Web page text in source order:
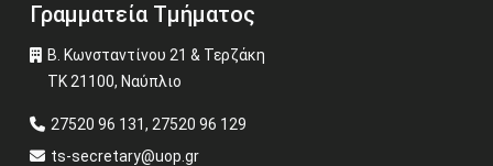
Γραμματεία Τμήματος
Β. Κωνσταντίνου 21 & Τερζάκη
ΤΚ 21100, Ναύπλιο
27520 96 131, 27520 96 129
ts-secretary@uop.gr